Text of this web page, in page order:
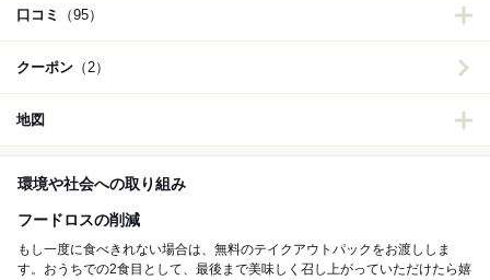
口コミ （95）
クーポン （2）
地図
環境や社会への取り組み
フードロスの削減
もし一度に食べきれない場合は、無料のテイクアウトパックをお渡ししま
す。おうちでの2食目として、最後まで美味しく召し上がっていただけたら嬉